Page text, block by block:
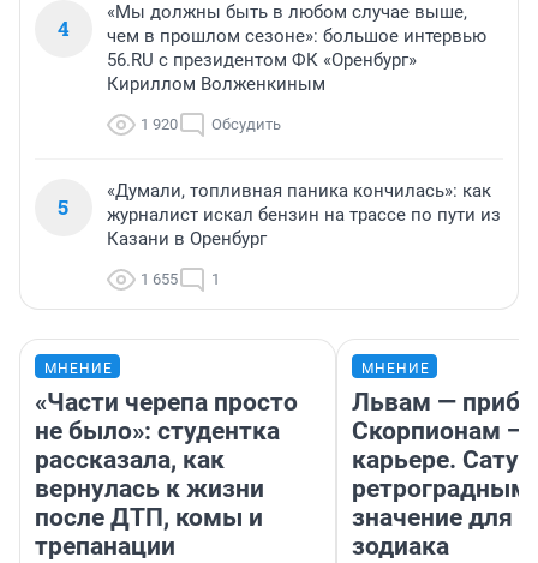
4
«Мы должны быть в любом случае выше,
чем в прошлом сезоне»: большое интервью
56.RU с президентом ФК «Оренбург»
Кириллом Волженкиным
1 920 Обсудить
5
«Думали, топливная паника кончилась»: как
журналист искал бензин на трассе по пути из
Казани в Оренбург
1 655 1
МНЕНИЕ
«Части черепа просто
не было»: студентка
рассказала, как
вернулась к жизни
после ДТП, комы и
трепанации
МНЕНИЕ
Львам —
Скорпионам —
карьере.
ретроградным
значение для
зодиака